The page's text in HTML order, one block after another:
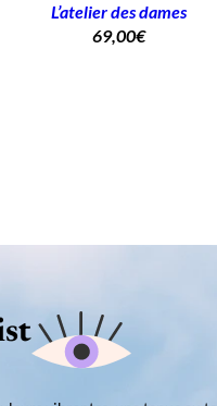
L’atelier des dames
69,00€